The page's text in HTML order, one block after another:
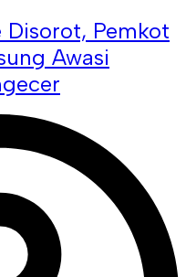
Disorot, Pemkot
Awasi